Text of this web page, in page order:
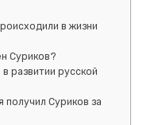
в жизни
Суриков?
развитии русской
получил Суриков за